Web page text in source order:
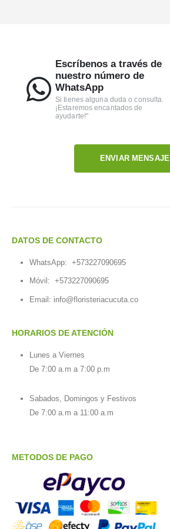
Escríbenos a través de
nuestro número de
WhatsApp
Si tienes alguna duda o consulta.
¡Estaremos encantados de
ayudarte!"
ENVIAR MENSAJE
DATOS DE CONTACTO
WhatsApp: +573227090695
Móvil: +573227090695
Email: info@floristeriacucuta.co
HORARIOS DE ATENCIÓN
Lunes a Viernes
De 7:00 a.m a 7:00 p.m
Sabados, Domingos y Festivos
De 7:00 a.m a 11:00 a.m
METODOS DE PAGO